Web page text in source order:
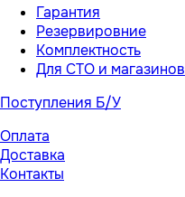
Гарантия
Резервировние
Комплектность
Для СТО и магазинов
Поступления Б/У
Оплата
Доставка
Контакты